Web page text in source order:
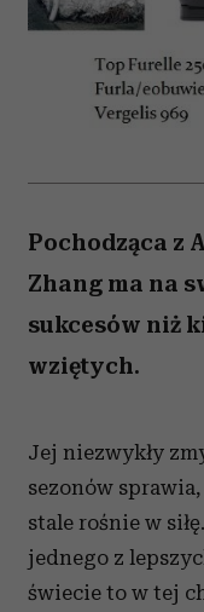
Pochodząca z
Zhang ma na
sukcesów niż
wziętych.
Jej niezwykły
sezonów
stale rośnie w
jednego z
świecie to w tej